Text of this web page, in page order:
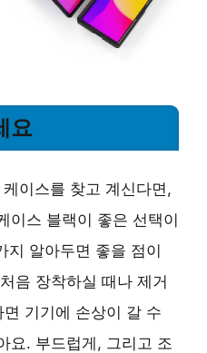
요
이스를 찾고 계신다면,
이스 블랙이 좋은 선택이
지 알아두면 좋을 점이
음 장착하실 때나 제거
기기에 손상이 갈 수
요. 부드럽게, 그리고 조